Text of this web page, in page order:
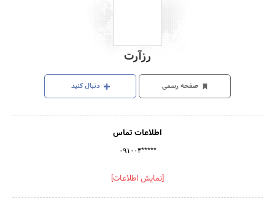
رزآرت
صفحه رسمی دنبال کنید
اطلاعات تماس
۰۹۱۰۰۴*****
[نمایش اطلاعات]